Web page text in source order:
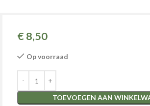
€ 8,50
Op voorraad
TOEVOEGEN AAN